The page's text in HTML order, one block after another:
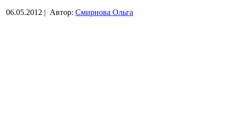
06.05.2012 | Автор: Смирнова Ольга